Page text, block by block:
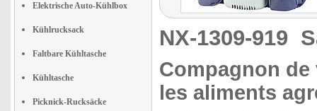
Elektrische Auto-Kühlbox
Kühlrucksack
Faltbare Kühltasche
Kühltasche
Picknick-Rucksäcke
NX-1309-919
Compagnon
les aliments